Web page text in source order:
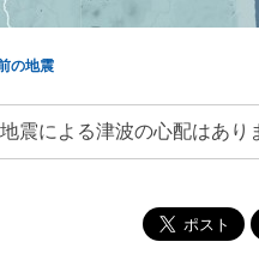
の地震
震による津波の心配はあり